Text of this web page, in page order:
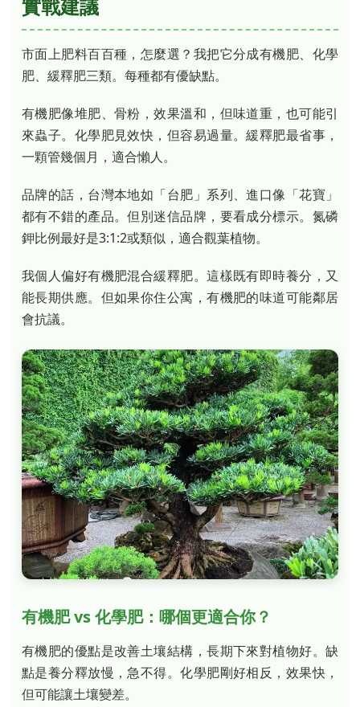
實戰建議
市面上肥料百百種，怎麼選？我把它分成有機肥、化學
肥、緩釋肥三類。每種都有優缺點。
有機肥像堆肥、骨粉，效果溫和，但味道重，也可能引
來蟲子。化學肥見效快，但容易過量。緩釋肥最省事，
一顆管幾個月，適合懶人。
品牌的話，台灣本地如「台肥」系列、進口像「花寶」
都有不錯的產品。但別迷信品牌，要看成分標示。氮磷
鉀比例最好是3:1:2或類似，適合觀葉植物。
我個人偏好有機肥混合緩釋肥。這樣既有即時養分，又
能長期供應。但如果你住公寓，有機肥的味道可能鄰居
會抗議。
有機肥 vs 化學肥：哪個更適合你？
有機肥的優點是改善土壤結構，長期下來對植物好。缺
點是養分釋放慢，急不得。化學肥剛好相反，效果快，
但可能讓土壤變差。